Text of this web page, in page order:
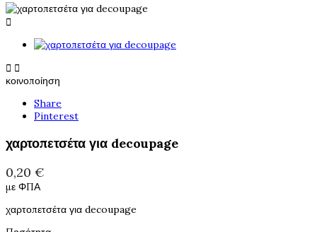

 
κοινοποίηση
Share
Pinterest
χαρτοπετσέτα για decoupage
0,20 €
με ΦΠΑ
χαρτοπετσέτα για decoupage